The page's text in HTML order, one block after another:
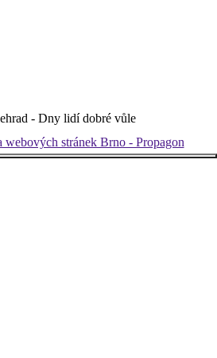
- Dny lidí dobré vůle